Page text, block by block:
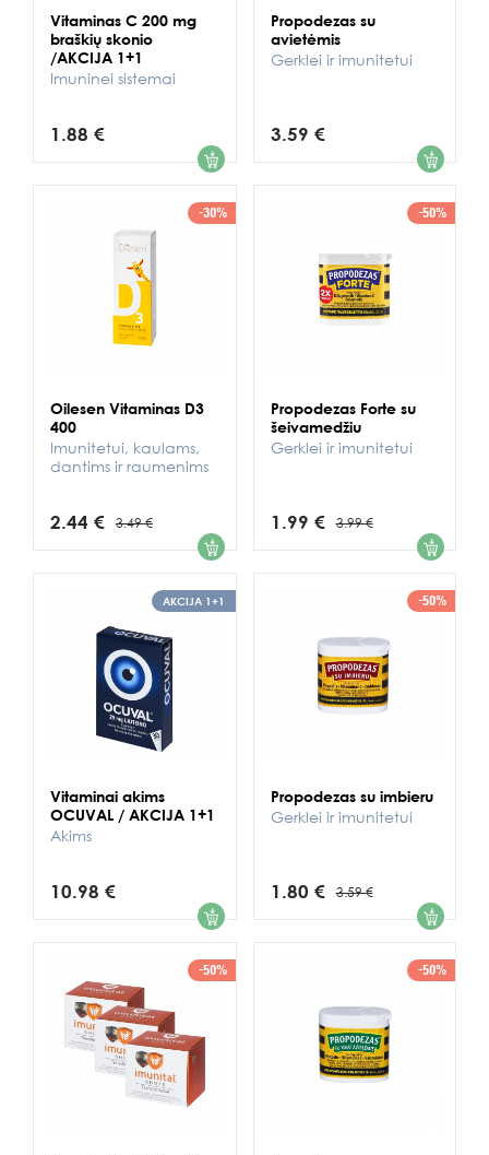
Vitaminas C 200 mg
braškių skonio
/AKCIJA 1+1
Imuninei sistemai
1.88 € 1
Propodezas su
avietėmis
Gerklei ir imunitetui
3.59 € 1
-30%
Oilesen Vitaminas D3
400
Imunitetui, kaulams,
dantims ir raumenims
2.44 € 3.49 € 1
-50%
Propodezas Forte su
šeivamedžiu
Gerklei ir imunitetui
1.99 € 3.99 € 1
AKCIJA 1+1
Vitaminai akims
OCUVAL / AKCIJA 1+1
Akims
10.98 € 1
-50%
Propodezas su imbieru
Gerklei ir imunitetui
1.80 € 3.59 € 1
-50% -50%